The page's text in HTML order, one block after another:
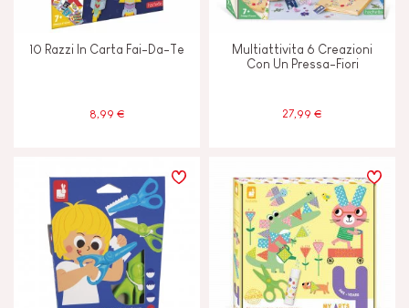
10 Razzi In Carta Fai-Da-Te
8,99 €
Multiattivita 6 Creazioni
Con Un Pressa-Fiori
27,99 €